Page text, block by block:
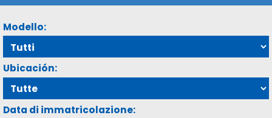
Modello:
Ubicación:
Data di immatricolazione: